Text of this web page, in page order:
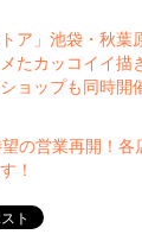
ア」池袋・秋葉
たカッコイイ描
ョップも同時開
の営業再開！各
！